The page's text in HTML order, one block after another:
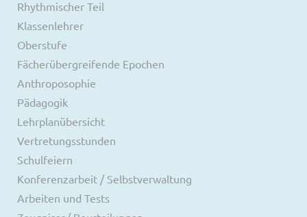
Rhythmischer Teil
Klassenlehrer
Oberstufe
Fächerübergreifende Epochen
Anthroposophie
Pädagogik
Lehrplanübersicht
Vertretungsstunden
Schulfeiern
Konferenzarbeit / Selbstverwaltung
Arbeiten und Tests